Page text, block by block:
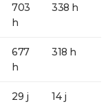
703
h
338 h
677
h
318 h
29 j 14 j